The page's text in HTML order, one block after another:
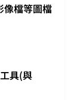
像檔等圖檔
具(與